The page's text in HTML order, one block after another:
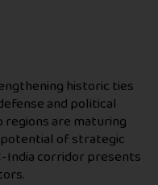
historic ties
and political
are maturing
of strategic
India corridor presents